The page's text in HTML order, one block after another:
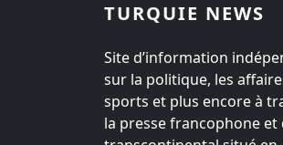
TURQUIE NEWS
Site d’information
sur la politique, les
sports et plus encore à
la presse francophone et